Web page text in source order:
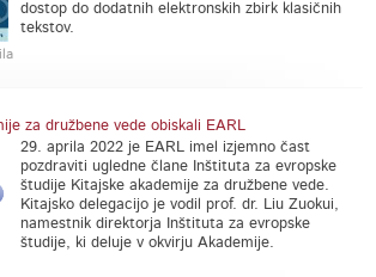
dostop do dodatnih elektronskih zbirk klasičnih
tekstov.
za družbene vede obiskali EARL
29. aprila 2022 je EARL imel izjemno čast
pozdraviti ugledne člane Inštituta za evropske
študije Kitajske akademije za družbene vede.
Kitajsko delegacijo je vodil prof. dr. Liu Zuokui,
namestnik direktorja Inštituta za evropske
študije, ki deluje v okvirju Akademije.